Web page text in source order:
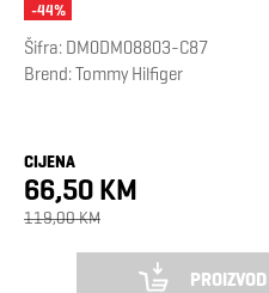
-44%
Šifra: DM0DM08803-C87
Brend:Tommy Hilfiger
CIJENA
66,50 KM
119,00 KM